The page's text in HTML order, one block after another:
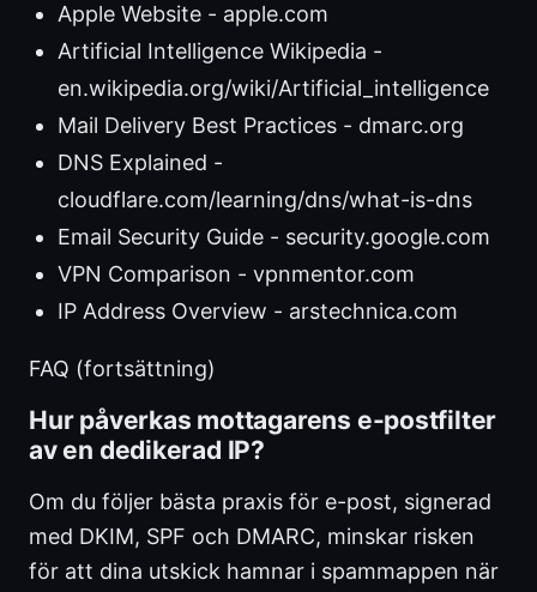
Apple Website - apple.com
Artificial Intelligence Wikipedia -
en.wikipedia.org/wiki/Artificial_intelligence
Mail Delivery Best Practices - dmarc.org
DNS Explained -
cloudflare.com/learning/dns/what-is-dns
Email Security Guide - security.google.com
VPN Comparison - vpnmentor.com
IP Address Overview - arstechnica.com
FAQ (fortsättning)
Hur påverkas mottagarens e-postfilter
av en dedikerad IP?
Om du följer bästa praxis för e-post, signerad
med DKIM, SPF och DMARC, minskar risken
för att dina utskick hamnar i spammappen när